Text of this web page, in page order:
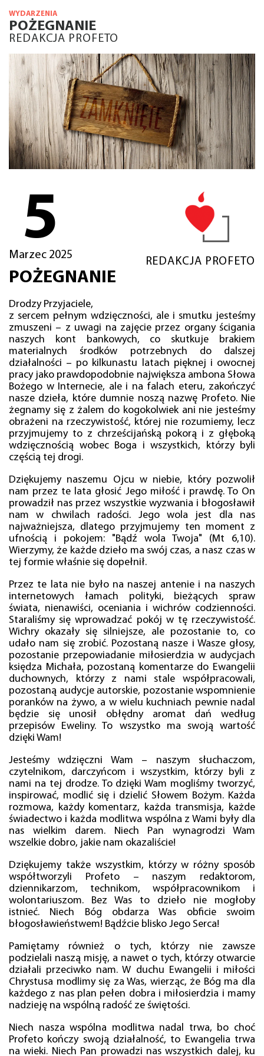
WYDARZENIA
POŻEGNANIE
REDAKCJA PROFETO
5
Marzec 2025
REDAKCJA PROFETO
POŻEGNANIE
Drodzy Przyjaciele,
z sercem pełnym wdzięczności, ale i smutku jesteśmy
zmuszeni – z uwagi na zajęcie przez organy ścigania
naszych kont bankowych, co skutkuje brakiem
materialnych środków potrzebnych do dalszej
działalności – po kilkunastu latach pięknej i owocnej
pracy jako prawdopodobnie największa ambona Słowa
Bożego w Internecie, ale i na falach eteru, zakończyć
nasze dzieła, które dumnie noszą nazwę Profeto. Nie
żegnamy się z żalem do kogokolwiek ani nie jesteśmy
obrażeni na rzeczywistość, której nie rozumiemy, lecz
przyjmujemy to z chrześcijańską pokorą i z głęboką
wdzięcznością wobec Boga i wszystkich, którzy byli
częścią tej drogi.
Dziękujemy naszemu Ojcu w niebie, który pozwolił
nam przez te lata głosić Jego miłość i prawdę. To On
prowadził nas przez wszystkie wyzwania i błogosławił
nam w chwilach radości. Jego wola jest dla nas
najważniejsza, dlatego przyjmujemy ten moment z
ufnością i pokojem: "Bądź wola Twoja" (Mt 6,10).
Wierzymy, że każde dzieło ma swój czas, a nasz czas w
tej formie właśnie się dopełnił.
Przez te lata nie było na naszej antenie i na naszych
internetowych łamach polityki, bieżących spraw
świata, nienawiści, oceniania i wichrów codzienności.
Staraliśmy się wprowadzać pokój w tę rzeczywistość.
Wichry okazały się silniejsze, ale pozostanie to, co
udało nam się zrobić. Pozostaną nasze i Wasze głosy,
pozostanie przepowiadanie miłosierdzia w audycjach
księdza Michała, pozostaną komentarze do Ewangelii
duchownych, którzy z nami stale współpracowali,
pozostaną audycje autorskie, pozostanie wspomnienie
poranków na żywo, a w wielu kuchniach pewnie nadal
będzie się unosił obłędny aromat dań według
przepisów Eweliny. To wszystko ma swoją wartość
dzięki Wam!
Jesteśmy wdzięczni Wam – naszym słuchaczom,
czytelnikom, darczyńcom i wszystkim, którzy byli z
nami na tej drodze. To dzięki Wam mogliśmy tworzyć,
inspirować, modlić się i dzielić Słowem Bożym. Każda
rozmowa, każdy komentarz, każda transmisja, każde
świadectwo i każda modlitwa wspólna z Wami były dla
nas wielkim darem. Niech Pan wynagrodzi Wam
wszelkie dobro, jakie nam okazaliście!
Dziękujemy także wszystkim, którzy w różny sposób
współtworzyli Profeto – naszym redaktorom,
dziennikarzom, technikom, współpracownikom i
wolontariuszom. Bez Was to dzieło nie mogłoby
istnieć. Niech Bóg obdarza Was obficie swoim
błogosławieństwem! Bądźcie blisko Jego Serca!
Pamiętamy również o tych, którzy nie zawsze
podzielali naszą misję, a nawet o tych, którzy otwarcie
działali przeciwko nam. W duchu Ewangelii i miłości
Chrystusa modlimy się za Was, wierząc, że Bóg ma dla
każdego z nas plan pełen dobra i miłosierdzia i mamy
nadzieję na wspólną radość ze świętości.
Niech nasza wspólna modlitwa nadal trwa, bo choć
Profeto kończy swoją działalność, to Ewangelia trwa
na wieki. Niech Pan prowadzi nas wszystkich dalej, ku